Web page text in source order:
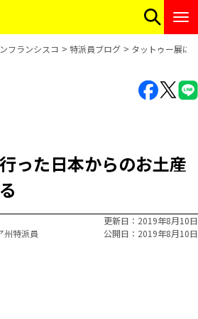
フランシスコ 特派員ブログ タットゥー展に
った日本からのお土産
州特派員
更新日
2019年8月10日
公開日
2019年8月10日